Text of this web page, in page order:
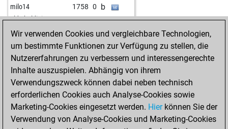
milo14 1758 0 b
aldo baldini 1446 1 w
Wir verwenden Cookies und vergleichbare Technologien,
um bestimmte Funktionen zur Verfügung zu stellen, die
Nutzererfahrungen zu verbessern und interessengerechte
Inhalte auszuspielen. Abhängig von ihrem
Verwendungszweck können dabei neben technisch
erforderlichen Cookies auch Analyse-Cookies sowie
Marketing-Cookies eingesetzt werden. Hierkönnen Sie der
Verwendung von Analyse-Cookies und Marketing-Cookies